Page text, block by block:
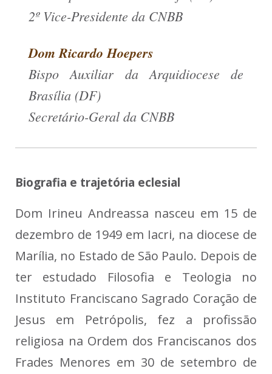
2º Vice-Presidente da CNBB
Dom Ricardo Hoepers
Bispo Auxiliar da Arquidiocese de
Brasília (DF)
Secretário-Geral da CNBB
Biografia e trajetória eclesial
Dom Irineu Andreassa nasceu em 15 de
dezembro de 1949 em Iacri, na diocese de
Marília, no Estado de São Paulo. Depois de
ter estudado Filosofia e Teologia no
Instituto Franciscano Sagrado Coração de
Jesus em Petrópolis, fez a profissão
religiosa na Ordem dos Franciscanos dos
Frades Menores em 30 de setembro de